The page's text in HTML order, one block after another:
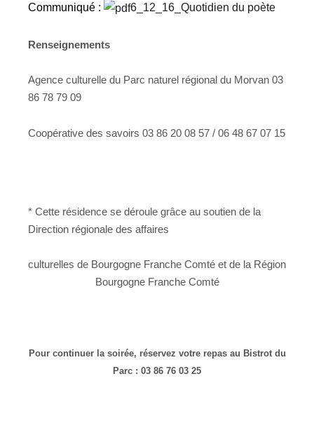
Communiqué : 6_12_16_Quotidien du poète
Renseignements
Agence culturelle du Parc naturel régional du Morvan 03
86 78 79 09
Coopérative des savoirs 03 86 20 08 57 / 06 48 67 07 15
* Cette résidence se déroule grâce au soutien de la
Direction régionale des affaires
culturelles de Bourgogne Franche Comté et de la Région
Bourgogne Franche Comté
Pour continuer la soirée, réservez votre repas au Bistrot du
Parc : 03 86 76 03 25